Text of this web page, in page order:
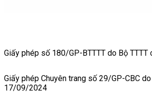
Giấy phép số 180/GP-BTTTT do Bộ
Giấy phép Chuyên trang số 29/GP-CBC
17/09/2024